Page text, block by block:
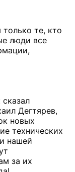
те, кто
люди все
Дегтярев,
новых
технических
нашей
за их